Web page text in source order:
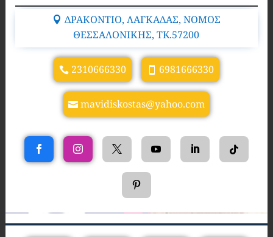
ΔΡΑΚΟΝΤΙΟ, ΛΑΓΚΑΔΑΣ, ΝΟΜΟΣ
ΘΕΣΣΑΛΟΝΙΚΗΣ, TK.57200
2310666330 6981666330
mavidiskostas@yahoo.com